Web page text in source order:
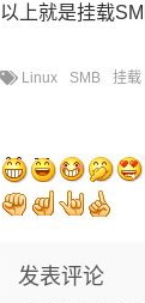
以上就是挂载
Linux SMB 挂载
发表评论